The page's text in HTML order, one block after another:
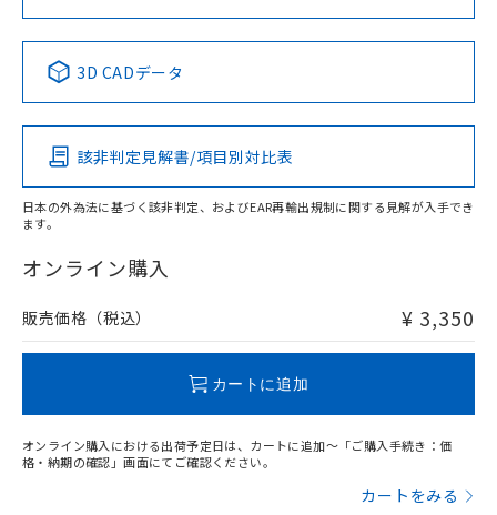
Pb Hg Cd Cr(VI)
O
在庫等で未対応品が混在する可能性があります。
問い合わせください。
3D CADデータ
該非判定見解書/項目別対比表
日本の外為法に基づく該非判定、およびEAR再輸出規制に関する見解が入手でき
ます。
オンライン購入
販売価格（税込） ¥ 3,350
カートに追加
オンライン購入における出荷予定日は、カートに追加～「ご購入手続き：価
格・納期の確認」画面にてご確認ください。
カートをみる